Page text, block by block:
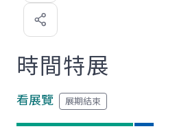
喜
歡
時間特展
看展覽